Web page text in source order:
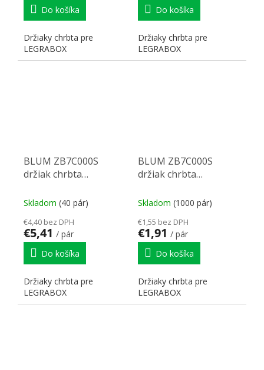
Do košíka
Držiaky chrbta pre
LEGRABOX
Do košíka
Držiaky chrbta pre
LEGRABOX
BLUM ZB7C000S
držiak chrbta
Skladom (40 pár)
€4,40 bez DPH
€5,41 / pár
Do košíka
Držiaky chrbta pre
LEGRABOX
BLUM ZB7C000S
držiak chrbta
Skladom (1000 pár)
€1,55 bez DPH
€1,91 / pár
Do košíka
Držiaky chrbta pre
LEGRABOX